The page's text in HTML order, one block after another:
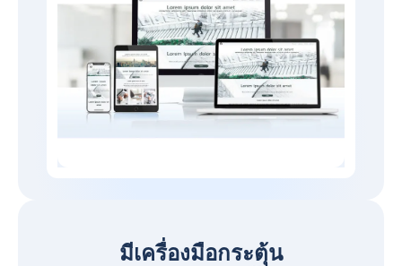
มีเครื่องมือกระตุ้น